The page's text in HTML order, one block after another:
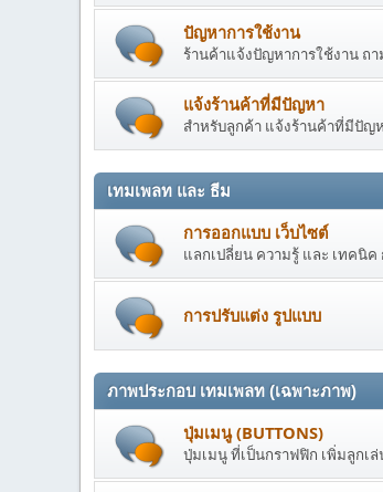
ปัญหาการใช้งาน
ร้านค้าแจ้งปัญหาการใช้งาน ถ
แจ้งร้านค้าที่มีปัญหา
สำหรับลูกค้า แจ้งร้านค้าที่มีปัญ
เทมเพลท และ ธีม
การออกแบบ เว็บไซต์
แลกเปลี่ยน ความรู้ และ เทคนิค
การปรับแต่ง รูปแบบ
ภาพประกอบ เทมเพลท (เฉพาะภาพ)
ปุ่มเมนู (BUTTONS)
ปุ่มเมนู ที่เป็นกราฟฟิก เพิ่มลูกเล่